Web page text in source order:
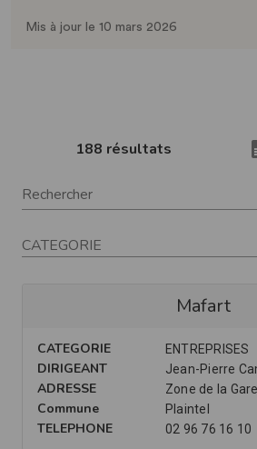
Mis à jour le 10 mars 2026